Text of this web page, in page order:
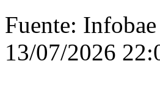
Fuente: Infobae
13/07/2026